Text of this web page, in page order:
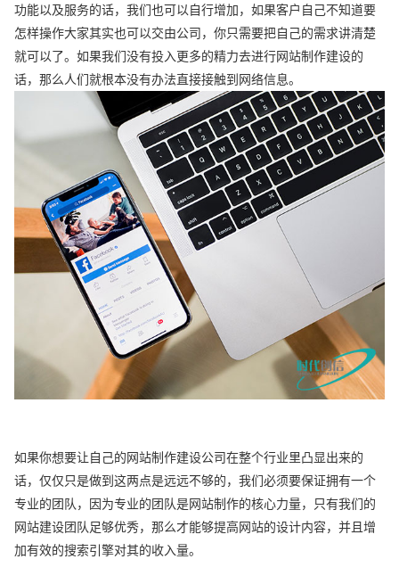
功能以及服务的话，我们也可以自行增加，如果客户自己不知道要
怎样操作大家其实也可以交由公司，你只需要把自己的需求讲清楚
就可以了。如果我们没有投入更多的精力去进行网站制作建设的
话，那么人们就根本没有办法直接接触到网络信息。
如果你想要让自己的网站制作建设公司在整个行业里凸显出来的
话，仅仅只是做到这两点是远远不够的，我们必须要保证拥有一个
专业的团队，因为专业的团队是网站制作的核心力量，只有我们的
网站建设团队足够优秀，那么才能够提高网站的设计内容，并且增
加有效的搜索引擎对其的收入量。